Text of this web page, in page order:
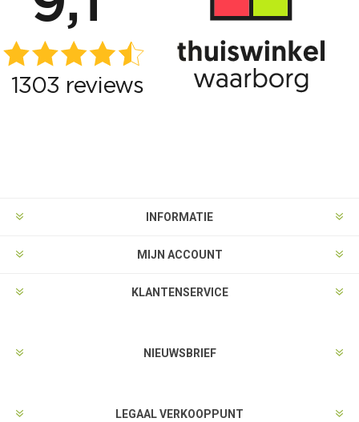
INFORMATIE
MIJN ACCOUNT
KLANTENSERVICE
NIEUWSBRIEF
LEGAAL VERKOOPPUNT